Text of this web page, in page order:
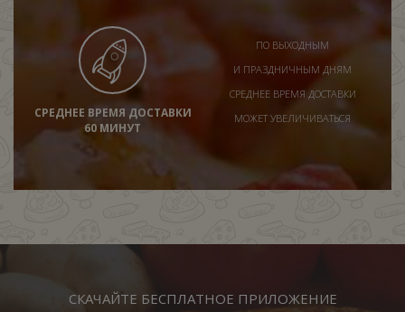
СРЕДНЕЕ ВРЕМЯ ДОСТАВКИ
60 МИНУТ
ПО ВЫХОДНЫМ
И ПРАЗДНИЧНЫМ ДНЯМ
СРЕДНЕЕ ВРЕМЯ ДОСТАВКИ
МОЖЕТ УВЕЛИЧИВАТЬСЯ
СКАЧАЙТЕ БЕСПЛАТНОЕ ПРИЛОЖЕНИЕ